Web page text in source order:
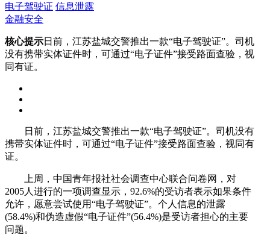
电子驾驶证 信息泄露
金融安全
核心提示日前，江苏盐城交警推出一款“电子驾驶证”。司机
没有携带实体证件时，可通过“电子证件”接受路面查验，视
同有证。
日前，江苏盐城交警推出一款“电子驾驶证”。司机没有
携带实体证件时，可通过“电子证件”接受路面查验，视同有
证。
上周，中国青年报社社会调查中心联合问卷网，对
2005人进行的一项调查显示，92.6%的受访者表示如果条件
允许，愿意尝试使用“电子驾驶证”。个人信息的泄露
(58.4%)和伪造虚假“电子证件”(56.4%)是受访者担心的主要
问题。